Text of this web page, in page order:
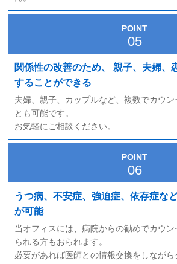
POINT
関係性の改善のため、
親子、夫婦、
することができる
夫婦、親子、カップルなど、複数でカウン
とも可能です。
お気軽にご相談ください。
POINT
うつ病、不安症、強迫症、依存症な
が可能
当オフィスには、病院からの勧めでカウ
られる方もおられます。
必要があれば医師との情報交換をしなが